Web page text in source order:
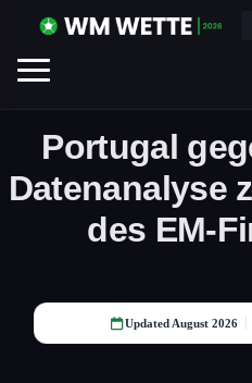
Portugal
Datenanalyse
des EM-
Updated August 2026